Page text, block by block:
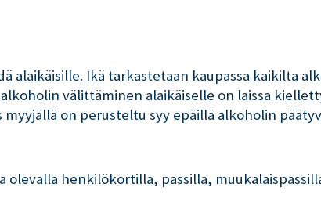
Ikä tarkastetaan kaupassa kaikilta
välittäminen alaikäiselle on laissa
myyjällä on perusteltu syy epäillä alkoholin
olevalla henkilökortilla, passilla,